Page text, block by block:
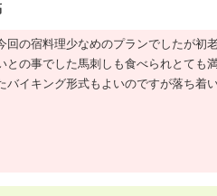
の宿料理少なめのプランでしたが初
との事でした馬刺しも食べられとても
バイキング形式もよいのですが落ち着